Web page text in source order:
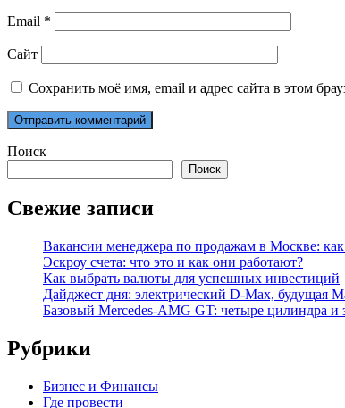
Email *
Сайт
Сохранить моё имя, email и адрес сайта в этом
Поиск
Поиск
Свежие записи
Вакансии менеджера по продажам в Москве: как
Эскроу счета: что это и как они работают?
Как выбрать валюты для успешных инвестиций
Дайджест дня: электрический D-Max, будущая
Базовый Mercedes-AMG GT: четыре цилиндра и
Рубрики
Бизнес и Финансы
Где провести